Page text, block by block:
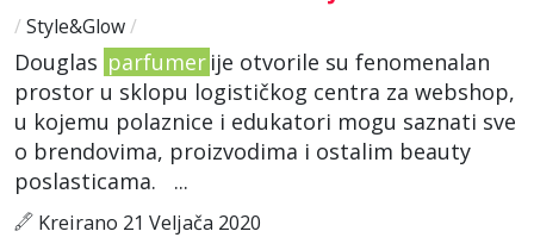
/ Style&Glow/
Douglas parfumer ije otvorile su fenomenalan
prostor u sklopu logističkog centra za webshop,
u kojemu polaznice i edukatori mogu saznati sve
o brendovima, proizvodima i ostalim beauty
poslasticama. ...
Kreirano 21 Veljača 2020